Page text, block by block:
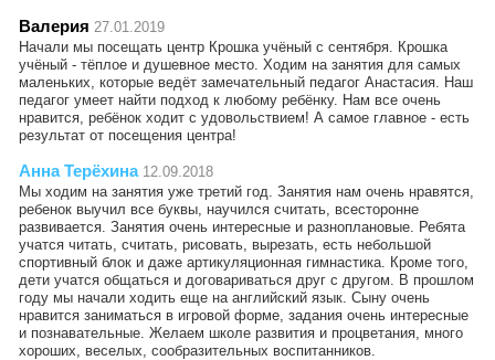
Валерия 27.01.2019
Начали мы посещать центр Крошка учёный с сентября. Крошка
учёный - тёплое и душевное место. Ходим на занятия для самых
маленьких, которые ведёт замечательный педагог Анастасия. Наш
педагог умеет найти подход к любому ребёнку. Нам все очень
нравится, ребёнок ходит с удовольствием! А самое главное - есть
результат от посещения центра!
Анна Терёхина 12.09.2018
Мы ходим на занятия уже третий год. Занятия нам очень нравятся,
ребенок выучил все буквы, научился считать, всесторонне
развивается. Занятия очень интересные и разноплановые. Ребята
учатся читать, считать, рисовать, вырезать, есть небольшой
спортивный блок и даже артикуляционная гимнастика. Кроме того,
дети учатся общаться и договариваться друг с другом. В прошлом
году мы начали ходить еще на английский язык. Сыну очень
нравится заниматься в игровой форме, задания очень интересные
и познавательные. Желаем школе развития и процветания, много
хороших, веселых, сообразительных воспитанников.